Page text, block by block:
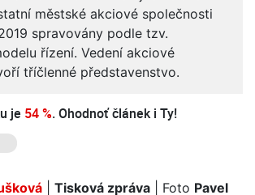
městské akciové společnosti
spravovány podle tzv.
řízení. Vedení akciové
tříčlenné představenstvo.
je 54 %. Ohodnoť článek i Ty!
Tisková zpráva | Foto Pavel